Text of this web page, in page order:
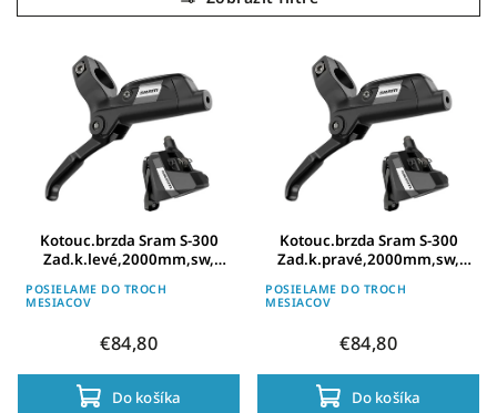
Najdrahšie
Abecedne
Kotouc.brzda Sram S-300
Zad.k.levé,2000mm,sw,
POSIELAME DO TROCH
MESIACOV
€84,80
Do košíka
Kotouc.brzda Sram S-300
Zad.k.pravé,2000mm,sw,
POSIELAME DO TROCH
MESIACOV
€84,80
Do košíka